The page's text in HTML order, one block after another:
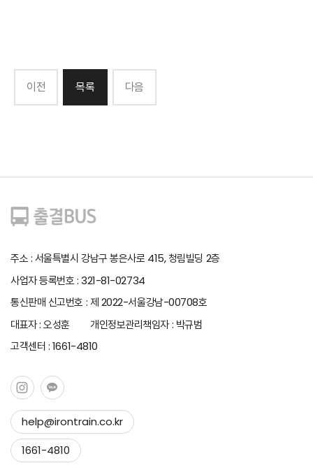
이전 목록 다음
주소 : 서울특별시 강남구 봉은사로 415, 청림빌딩 2층
사업자 등록번호 : 321-81-02734
통신판매 신고번호 : 제 2022-서울강남-00708호
대표자 : 오성훈 개인정보관리책임자 : 박규범
고객센터 : 1661-4810
help@irontrain.co.kr
Copy to clipboard
Copied !
1661-4810